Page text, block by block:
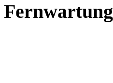
Fernwartung